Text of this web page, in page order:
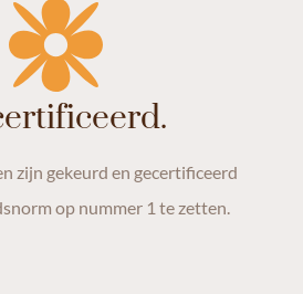
zijn gekeurd en gecertificeerd
op nummer 1 te zetten.